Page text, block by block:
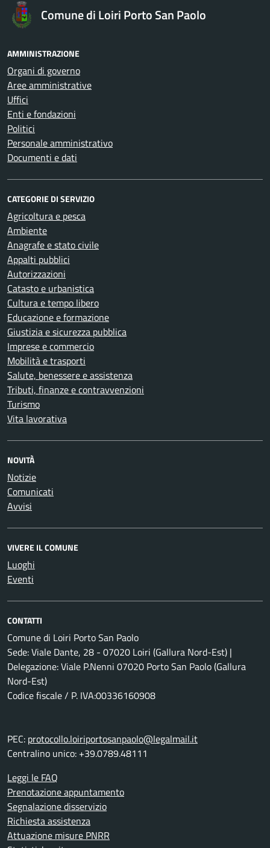
Comune di Loiri Porto San Paolo
AMMINISTRAZIONE
Organi di governo
Aree amministrative
Uffici
Enti e fondazioni
Politici
Personale amministrativo
Documenti e dati
CATEGORIE DI SERVIZIO
Agricoltura e pesca
Ambiente
Anagrafe e stato civile
Appalti pubblici
Autorizzazioni
Catasto e urbanistica
Cultura e tempo libero
Educazione e formazione
Giustizia e sicurezza pubblica
Imprese e commercio
Mobilità e trasporti
Salute, benessere e assistenza
Tributi, finanze e contravvenzioni
Turismo
Vita lavorativa
NOVITÀ
Notizie
Comunicati
Avvisi
VIVERE IL COMUNE
Luoghi
Eventi
CONTATTI
Comune di Loiri Porto San Paolo
Sede: Viale Dante, 28 - 07020 Loiri (Gallura Nord-Est) |
Delegazione: Viale P.Nenni 07020 Porto San Paolo (Gallura
Nord-Est)
Codice fiscale / P. IVA:00336160908
PEC: protocollo.loiriportosanpaolo@legalmail.it
Centralino unico: +39.0789.48111
Leggi le FAQ
Prenotazione appuntamento
Segnalazione disservizio
Richiesta assistenza
Attuazione misure PNRR